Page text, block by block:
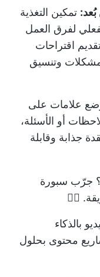
تمكين التغذية
لفرق العمل
اقتراحات
وتنسيق
علامات على
أو الأسئلة،
جذابة وقابلة
جرّب سبورة
بالذكاء
محتوى بحلول